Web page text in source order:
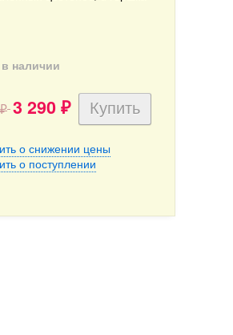
наличии
₽ 3 290 ₽
о снижении цены
о поступлении